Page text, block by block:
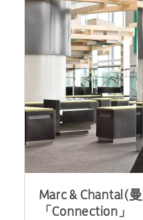
Marc & Chantal(
「Connection」